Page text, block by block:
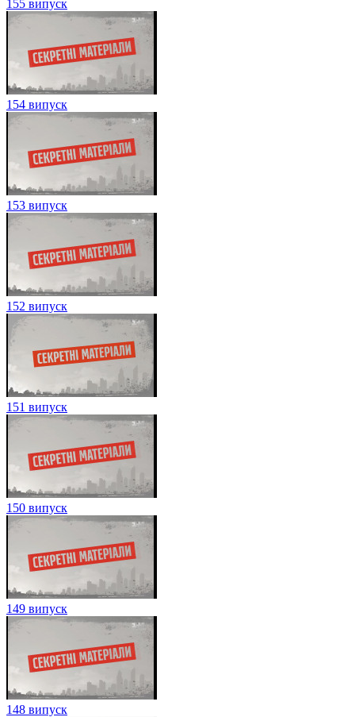
155 випуск
154 випуск
153 випуск
152 випуск
151 випуск
150 випуск
149 випуск
148 випуск